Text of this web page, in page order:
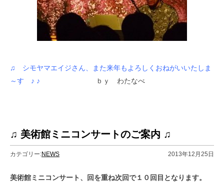
♫ シモヤマエイジさん、また来年もよろしくおねがいいたしま
～す ♪ ♪
ｂｙ わたなべ
♫ 美術館ミニコンサートのご案内 ♫
カテゴリー:NEWS 2013年12月25日
美術館ミニコンサート、回を重ね次回で１０回目となります。